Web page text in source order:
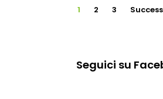
1 2 3
Seguici su